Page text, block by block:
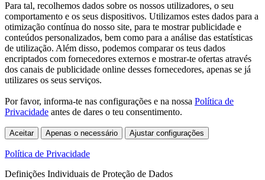
Para tal, recolhemos dados sobre os nossos utilizadores, o seu
comportamento e os seus dispositivos. Utilizamos estes dados para a
otimização contínua do nosso site, para te mostrar publicidade e
conteúdos personalizados, bem como para a análise das estatísticas
de utilização. Além disso, podemos comparar os teus dados
encriptados com fornecedores externos e mostrar-te ofertas através
dos canais de publicidade online desses fornecedores, apenas se já
utilizares os seus serviços.
Por favor, informa-te nas configurações e na nossa Política de
Privacidade antes de dares o teu consentimento.
Aceitar Apenas o necessário Ajustar configurações
Política de Privacidade
Definições Individuais de Proteção de Dados